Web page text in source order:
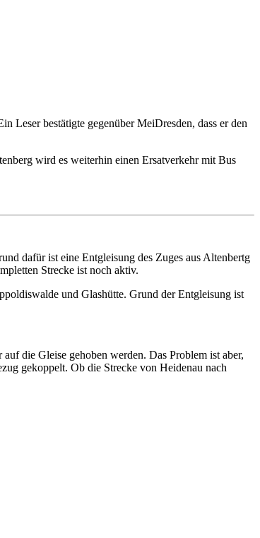
Leser bestätigte gegenüber MeiDresden, dass er den
wird es weiterhin einen Ersatverkehr mit Bus
dafür ist eine Entgleisung des Zuges aus Altenbertg
Strecke ist noch aktiv.
und Glashütte. Grund der Entgleisung ist
die Gleise gehoben werden. Das Problem ist aber,
gekoppelt. Ob die Strecke von Heidenau nach